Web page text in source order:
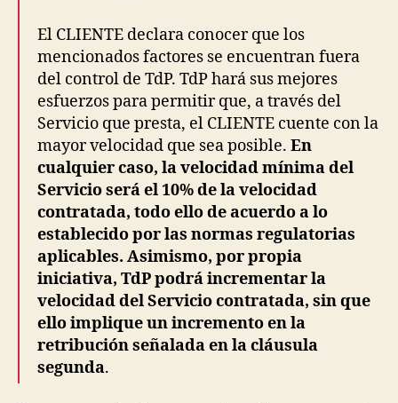
El CLIENTE declara conocer que los
mencionados factores se encuentran fuera
del control de TdP. TdP hará sus mejores
esfuerzos para permitir que, a través del
Servicio que presta, el CLIENTE cuente con la
mayor velocidad que sea posible. En
cualquier caso, la velocidad mínima del
Servicio será el 10% de la velocidad
contratada, todo ello de acuerdo a lo
establecido por las normas regulatorias
aplicables. Asimismo, por propia
iniciativa, TdP podrá incrementar la
velocidad del Servicio contratada, sin que
ello implique un incremento en la
retribución señalada en la cláusula
segunda.